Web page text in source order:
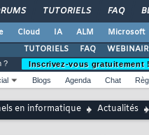
TUTORIELS FAQ
Cloud IA ALM Microsoft
TUTORIELS
FAQ
?
Inscrivez-vous gratuitement !
Blogs Agenda Chat
en informatique Actualités